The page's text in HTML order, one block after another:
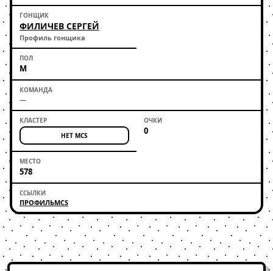
ФИЛИЧЕВ СЕРГЕЙ
Профиль гонщика
М
—
НЕТ MCS 0
578
ПРОФИЛЬMCS